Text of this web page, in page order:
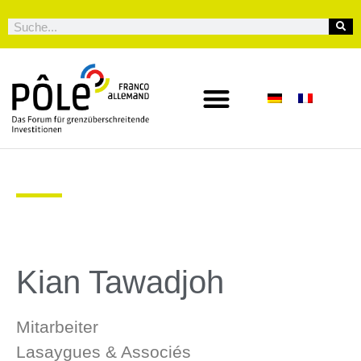
Kian Tawadjoh
Mitarbeiter
Lasaygues & Associés